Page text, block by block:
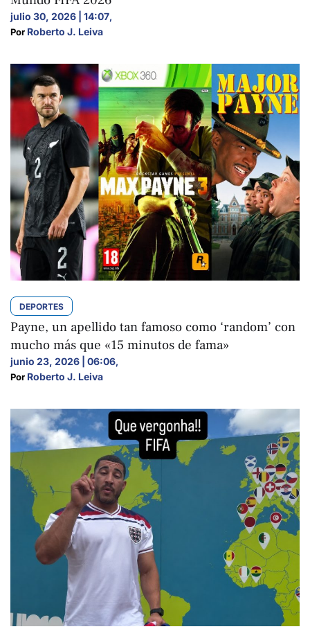
julio 30, 2026 | 14:07,
Por Roberto J. Leiva
DEPORTES
Payne, un apellido tan famoso como ‘random’ con
mucho más que «15 minutos de fama»
junio 23, 2026 | 06:06,
Por Roberto J. Leiva